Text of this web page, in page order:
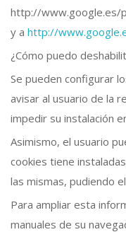
http://www.google.es/
y a http://
¿Cómo puedo
Se pueden configurar
avisar al usuario de la
impedir su instalación
Asimismo, el usuario
cookies tiene
las mismas, pudiendo
Para ampliar esta
manuales de su